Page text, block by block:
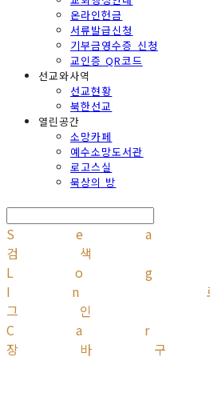
온라인헌금
서류발급신청
기부금영수증 신청
교인증 QR코드
선교와사역
선교현황
북한선교
열린공간
소망카페
예수소망도서관
로고스실
묵상의 방
검색
Log
In
그인
장바